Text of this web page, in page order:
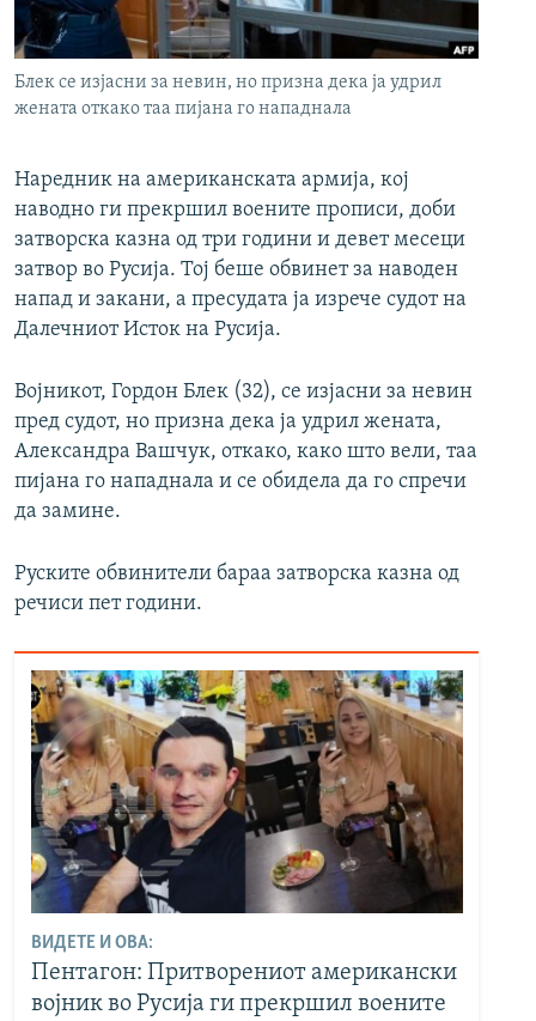
РСЕ веб страници
Блек се изјасни за невин, но призна дека ја удрил
жената откако таа пијана го нападнала
Наредник на американската армија, кој
наводно ги прекршил воените прописи, доби
затворска казна од три години и девет месеци
затвор во Русија. Тој беше обвинет за наводен
напад и закани, а пресудата ја изрече судот на
Далечниот Исток на Русија.
Војникот, Гордон Блек (32), се изјасни за невин
пред судот, но призна дека ја удрил жената,
Александра Вашчук, откако, како што вели, таа
пијана го нападнала и се обидела да го спречи
да замине.
Руските обвинители бараа затворска казна од
речиси пет години.
ВИДЕТЕ И ОВА:
Пентагон: Притворениот американски
војник во Русија ги прекршил воените